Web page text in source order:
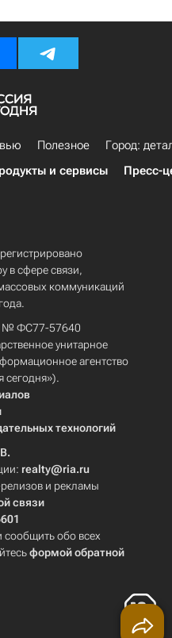
Полезное
Город:
и сервисы Пресс-
в сфере связи,
коммуникаций
№ ФС77-57640
унитарное
агентство
технологий
realty@ria.ru
и рекламы
связи
сообщить обо всех
формой обратной